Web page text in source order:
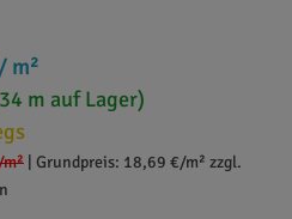
/ m²
m auf Lager)
Grundpreis: 18,69 €/m² zzgl.